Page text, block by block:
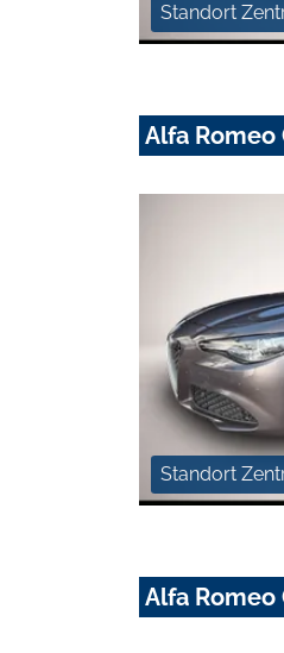
Standort
Alfa Romeo
Standort
Alfa Romeo